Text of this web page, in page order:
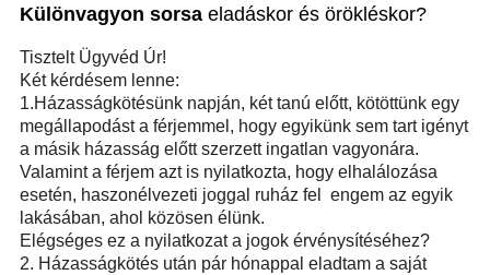
Különvagyon sorsa eladáskor és örökléskor?
Tisztelt Ügyvéd Úr!
Két kérdésem lenne:
1.Házasságkötésünk napján, két tanú előtt, kötöttünk egy
megállapodást a férjemmel, hogy egyikünk sem tart igényt
a másik házasság előtt szerzett ingatlan vagyonára.
Valamint a férjem azt is nyilatkozta, hogy elhalálozása
esetén, haszonélvezeti joggal ruház fel engem az egyik
lakásában, ahol közösen élünk.
Elégséges ez a nyilatkozat a jogok érvénysítéséhez?
2. Házasságkötés után pár hónappal eladtam a saját